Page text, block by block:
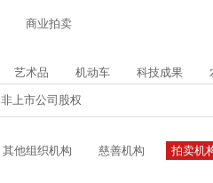
商业拍卖
艺术品 机动车 科技成果
非上市公司股权
其他组织机构 慈善机构 拍卖机